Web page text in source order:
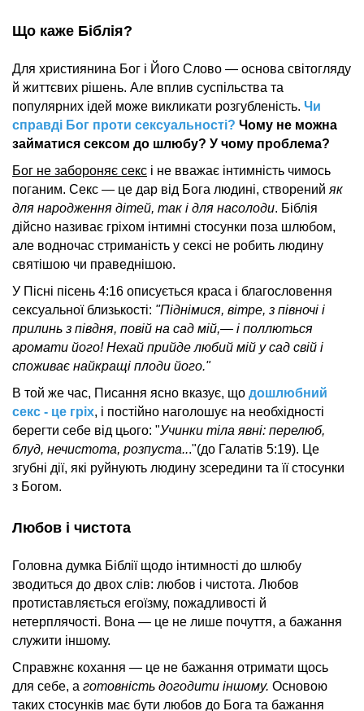
Що каже Біблія?
Для християнина Бог і Його Слово — основа світогляду
й життєвих рішень. Але вплив суспільства та
популярних ідей може викликати розгубленість. Чи
справді Бог проти сексуальності? Чому не можна
займатися сексом до шлюбу? У чому проблема?
Бог не забороняє секс і не вважає інтимність чимось
поганим. Секс — це дар від Бога людині, створений як
для народження дітей, так і для насолоди. Біблія
дійсно називає гріхом інтимні стосунки поза шлюбом,
але водночас стриманість у сексі не робить людину
святішою чи праведнішою.
У Пісні пісень 4:16 описується краса і благословення
сексуальної близькості: "Піднімися, вітре, з півночі і
прилинь з півдня, повій на сад мій,— і поллються
аромати його! Нехай прийде любий мій у сад свій і
споживає найкращі плоди його."
В той же час, Писання ясно вказує, що дошлюбний
секс - це гріх, і постійно наголошує на необхідності
берегти себе від цього: "Учинки тіла явні: перелюб,
блуд, нечистота, розпуста..."(до Галатів 5:19). Це
згубні дії, які руйнують людину зсередини та її стосунки
з Богом.
Любов і чистота
Головна думка Біблії щодо інтимності до шлюбу
зводиться до двох слів: любов і чистота. Любов
протиставляється егоїзму, пожадливості й
нетерплячості. Вона — це не лише почуття, а бажання
служити іншому.
Справжнє кохання — це не бажання отримати щось
для себе, а готовність догодити іншому. Основою
таких стосунків має бути любов до Бога та бажання